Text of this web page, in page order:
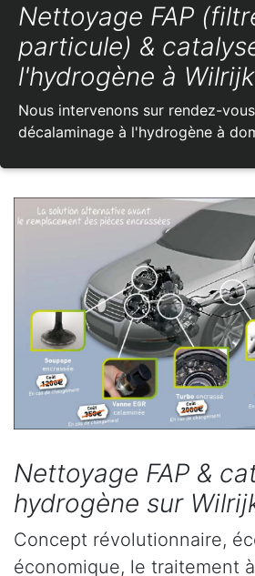
Nettoyage FAP
particule) &
l'hydrogène à
Nous intervenons sur rendez-
décalaminage à l'hydrogène à
Nettoyage FAP &
hydrogène sur
Concept révolutionnaire,
économique, le traitement